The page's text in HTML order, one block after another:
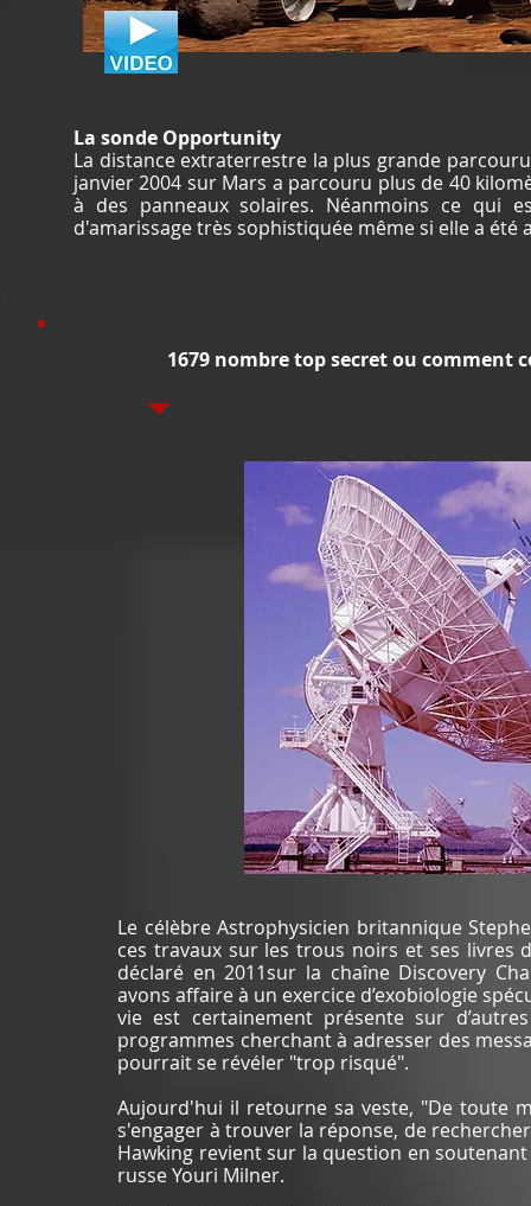
La sonde Opportunity
La distance extraterrestre la plus grande
janvier 2004 sur Mars a parcouru plus de 40
à des panneaux solaires. Néanmoins ce qui
d'amarissage très sophistiquée même si elle a
1679 nombre top secret ou comment
Le célèbre Astrophysicien britannique
ces travaux sur les trous noirs et ses livres
déclaré en 2011sur la chaîne Discovery
avons affaire à un exercice d’exobiologie
vie est certainement présente sur
programmes cherchant à adresser des
pourrait se révéler "trop risqué".
Aujourd'hui il retourne sa veste, "De toute
s'engager à trouver la réponse, de
Hawking revient sur la question en
russe Youri Milner.